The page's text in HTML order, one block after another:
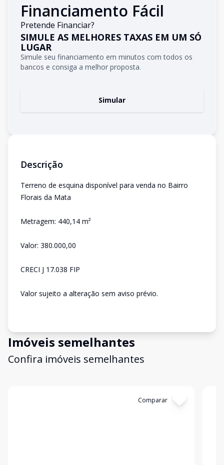
Financiamento Fácil
Pretende Financiar?
SIMULE AS MELHORES TAXAS EM UM SÓ
LUGAR
Simule seu financiamento em minutos com todos os
bancos e consiga a melhor proposta.
Simular
Descrição
Terreno de esquina disponível para venda no Bairro
Florais da Mata
Metragem: 440,14 m²
Valor: 380.000,00
CRECI J 17.038 FIP
Valor sujeito a alteração sem aviso prévio.
Imóveis semelhantes
Confira imóveis semelhantes
Comparar